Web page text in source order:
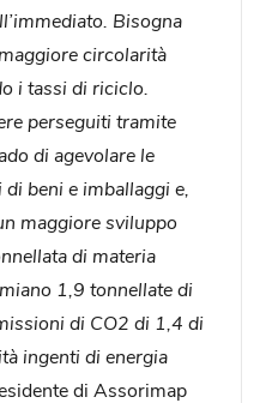
Bisogna
circolarità
i tassi di riciclo.
perseguiti tramite
di agevolare le
beni e imballaggi e,
maggiore sviluppo
di materia
1,9 tonnellate di
di CO2 di 1,4 di
ingenti di energia
di Assorimap